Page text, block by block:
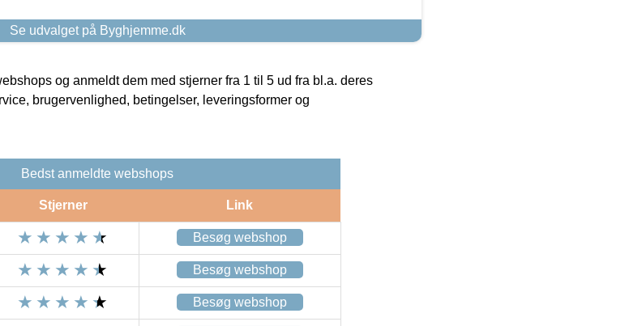
Se udvalget på Byghjemme.dk
og anmeldt dem med stjerner fra 1 til 5 ud fra bl.a. deres
brugervenlighed, betingelser, leveringsformer og
Bedst anmeldte webshops
Stjerner Link
Besøg webshop
Besøg webshop
Besøg webshop